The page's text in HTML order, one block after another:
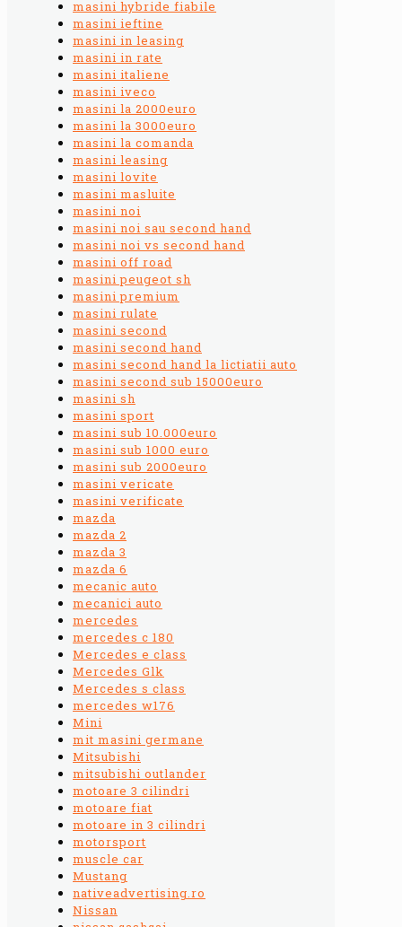
masini hybride fiabile
masini ieftine
masini in leasing
masini in rate
masini italiene
masini iveco
masini la 2000euro
masini la 3000euro
masini la comanda
masini leasing
masini lovite
masini masluite
masini noi
masini noi sau second hand
masini noi vs second hand
masini off road
masini peugeot sh
masini premium
masini rulate
masini second
masini second hand
masini second hand la lictiatii auto
masini second sub 15000euro
masini sh
masini sport
masini sub 10.000euro
masini sub 1000 euro
masini sub 2000euro
masini vericate
masini verificate
mazda
mazda 2
mazda 3
mazda 6
mecanic auto
mecanici auto
mercedes
mercedes c 180
Mercedes e class
Mercedes Glk
Mercedes s class
mercedes w176
Mini
mit masini germane
Mitsubishi
mitsubishi outlander
motoare 3 cilindri
motoare fiat
motoare in 3 cilindri
motorsport
muscle car
Mustang
nativeadvertising.ro
Nissan